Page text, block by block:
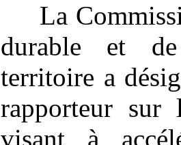
La
durable et de
territoire a
rapporteur
visant à